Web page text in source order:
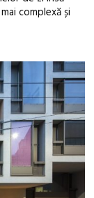
complexă și